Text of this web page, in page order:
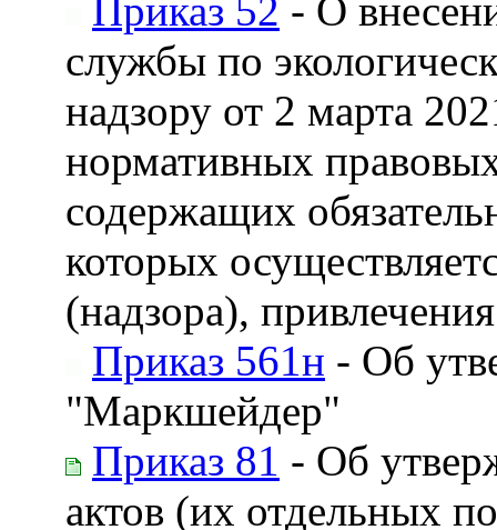
Приказ 52 - О
службы по
надзору от 2 марта
нормативных
содержащих
которых
(надзора),
Приказ 561н - Об
"Маркшейдер"
Приказ 81 - Об
актов (их отдельных